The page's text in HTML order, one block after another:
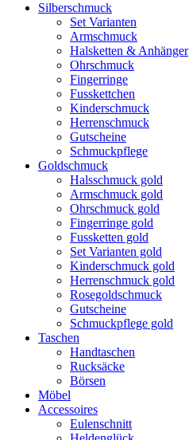
Silberschmuck
Set Varianten
Armschmuck
Halsketten & Anhänger
Ohrschmuck
Fingerringe
Fusskettchen
Kinderschmuck
Herrenschmuck
Gutscheine
Schmuckpflege
Goldschmuck
Halsschmuck gold
Armschmuck gold
Ohrschmuck gold
Fingerringe gold
Fussketten gold
Set Varianten gold
Kinderschmuck gold
Herrenschmuck gold
Rosegoldschmuck
Gutscheine
Schmuckpflege gold
Taschen
Handtaschen
Rucksäcke
Börsen
Möbel
Accessoires
Eulenschnitt